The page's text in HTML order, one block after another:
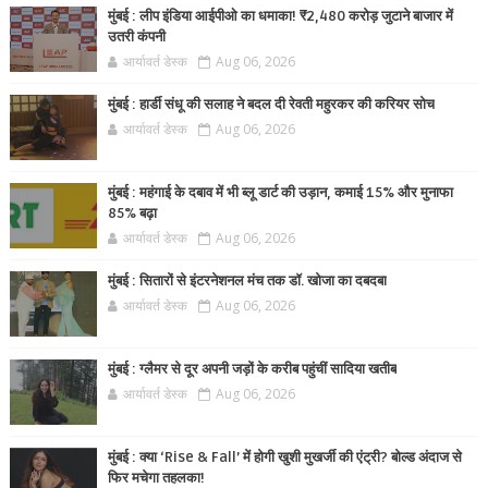
मुंबई : लीप इंडिया आईपीओ का धमाका! ₹2,480 करोड़ जुटाने बाजार में
उतरी कंपनी
आर्यावर्त डेस्क Aug 06, 2026
मुंबई : हार्डी संधू की सलाह ने बदल दी रेवती महुरकर की करियर सोच
आर्यावर्त डेस्क Aug 06, 2026
मुंबई : महंगाई के दबाव में भी ब्लू डार्ट की उड़ान, कमाई 15% और मुनाफा
85% बढ़ा
आर्यावर्त डेस्क Aug 06, 2026
मुंबई : सितारों से इंटरनेशनल मंच तक डॉ. खोजा का दबदबा
आर्यावर्त डेस्क Aug 06, 2026
मुंबई : ग्लैमर से दूर अपनी जड़ों के करीब पहुंचीं सादिया खतीब
आर्यावर्त डेस्क Aug 06, 2026
मुंबई : क्या ‘Rise & Fall’ में होगी खुशी मुखर्जी की एंट्री? बोल्ड अंदाज से
फिर मचेगा तहलका!